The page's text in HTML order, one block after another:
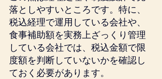
落としやすいところです。特に、
税込経理で運用している会社や、
食事補助額を実務上ざっくり管理
している会社では、税込金額で限
度額を判断していないかを確認し
ておく必要があります。